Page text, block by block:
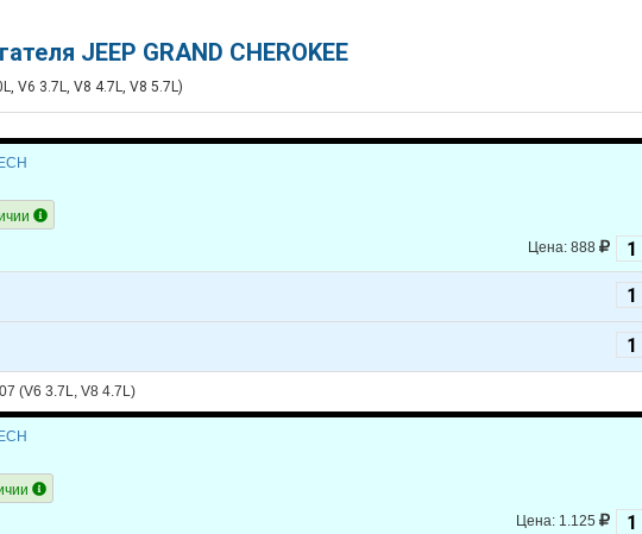
JEEP GRAND CHEROKEE
V6 3.7L, V8 4.7L, V8 5.7L)
Цена: 888
(V6 3.7L, V8 4.7L)
Цена: 1.125